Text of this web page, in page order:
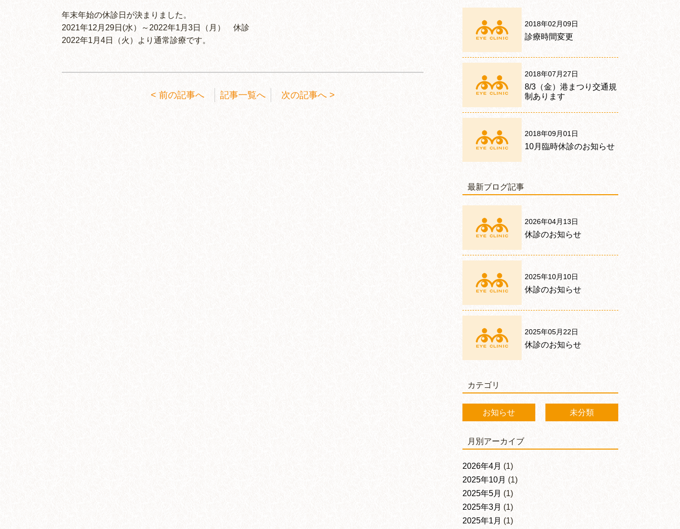
年末年始の休診日が決まりました。
2021年12月29日(水）～2022年1月3日（月） 休診
2022年1月4日（火）より通常診療です。
前の記事へ 記事一覧へ 次の記事へ
2018年02月09日
診療時間変更
2018年07月27日
8/3（金）港まつり交通規
制あります
2018年09月01日
10月臨時休診のお知らせ
最新ブログ記事
2026年04月13日
休診のお知らせ
2025年10月10日
休診のお知らせ
2025年05月22日
休診のお知らせ
カテゴリ
お知らせ 未分類
月別アーカイブ
2026年4月 (1)
2025年10月 (1)
2025年5月 (1)
2025年3月 (1)
2025年1月 (1)